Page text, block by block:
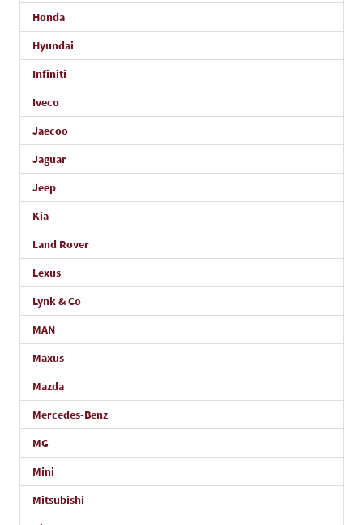
Honda
Hyundai
Infiniti
Iveco
Jaecoo
Jaguar
Jeep
Kia
Land Rover
Lexus
Lynk & Co
MAN
Maxus
Mazda
Mercedes-Benz
MG
Mini
Mitsubishi